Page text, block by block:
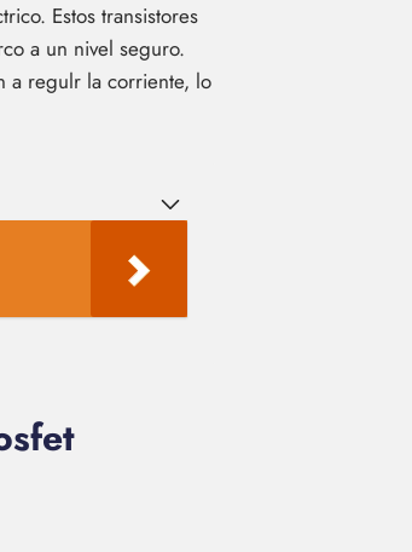
Estos transistores
a un nivel seguro.
a regulr la corriente, lo